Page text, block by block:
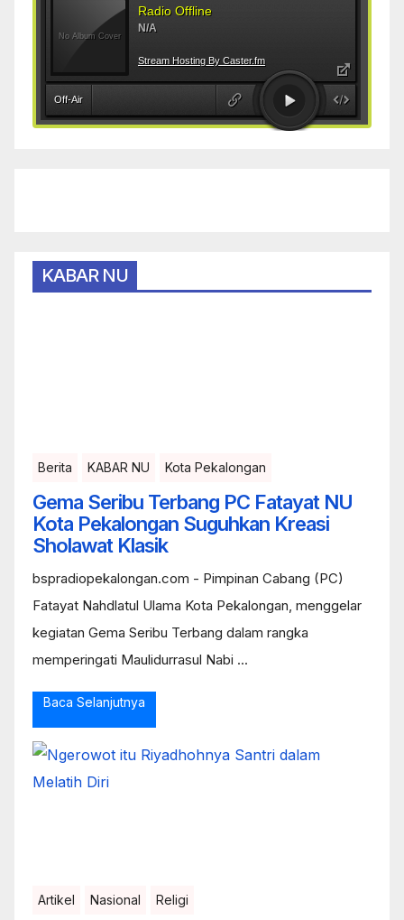
KABAR NU
Berita KABAR NU Kota Pekalongan
Gema Seribu Terbang PC Fatayat NU
Kota Pekalongan Suguhkan Kreasi
Sholawat Klasik
bspradiopekalongan.com - Pimpinan Cabang (PC)
Fatayat Nahdlatul Ulama Kota Pekalongan, menggelar
kegiatan Gema Seribu Terbang dalam rangka
memperingati Maulidurrasul Nabi ...
Baca Selanjutnya
Artikel Nasional Religi